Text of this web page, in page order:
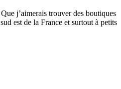
j’aimerais trouver des boutiques
est de la France et surtout à petits